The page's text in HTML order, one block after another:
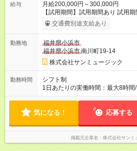
給与
月給200,000円～300,000円
【試用期間】試用期間あり 試用
給与は本採用時と同じです。
交通費別途支給あり
勤務地
福井県小浜市
福井県小浜市南川町19-14
株式会社サンミュージック
勤務時間
シフト制
1日あたりの実働時間：最大8時
土日祝／10：00～19：00
気になる！ 応募する
掲載元企業名 株式会社サンミ